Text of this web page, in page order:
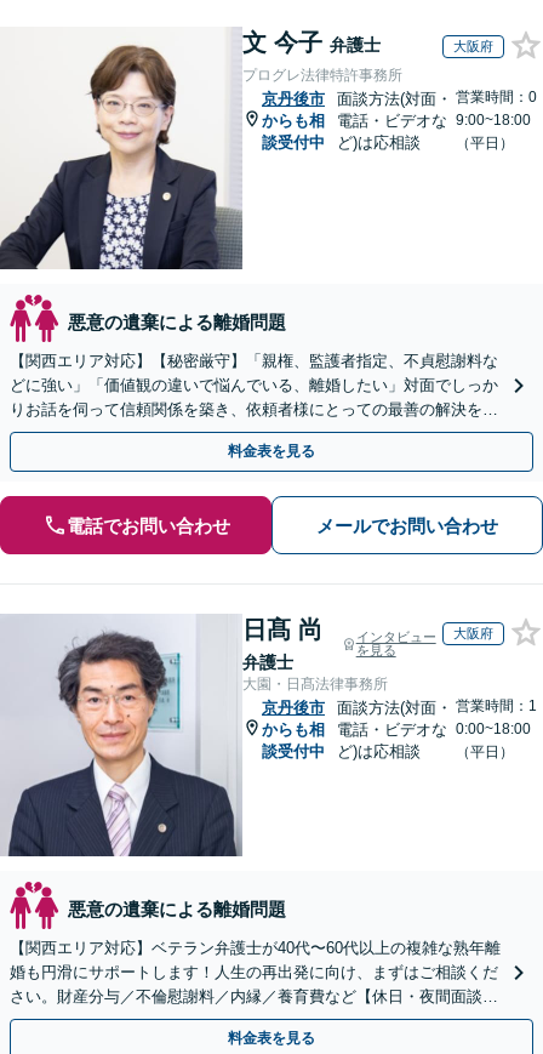
文 今子 弁護士 大阪府
プログレ法律特許事務所
京丹後市
からも相
談受付中
面談方法(対面・
電話・ビデオな
ど)は応相談
営業時間：0
9:00~18:00
（平日）
悪意の遺棄による離婚問題
【関西エリア対応】【秘密厳守】「親権、監護者指定、不貞慰謝料な
どに強い」「価値観の違いで悩んでいる、離婚したい」対面でしっか
りお話を伺って信頼関係を築き、依頼者様にとっての最善の解決を目
指します！離婚を考えている段階でもご相談ください。
料金表を見る
電話でお問い合わせ メールでお問い合わせ
日髙 尚
弁護士
インタビュー
を見る
大阪府
大園・日髙法律事務所
京丹後市
からも相
談受付中
面談方法(対面・
電話・ビデオな
ど)は応相談
営業時間：1
0:00~18:00
（平日）
悪意の遺棄による離婚問題
【関西エリア対応】ベテラン弁護士が40代〜60代以上の複雑な熟年離
婚も円滑にサポートします！人生の再出発に向け、まずはご相談くだ
さい。財産分与／不倫慰謝料／内縁／養育費など【休日・夜間面談
可】人生経験も豊富な弁護士があなたの力になります！
料金表を見る